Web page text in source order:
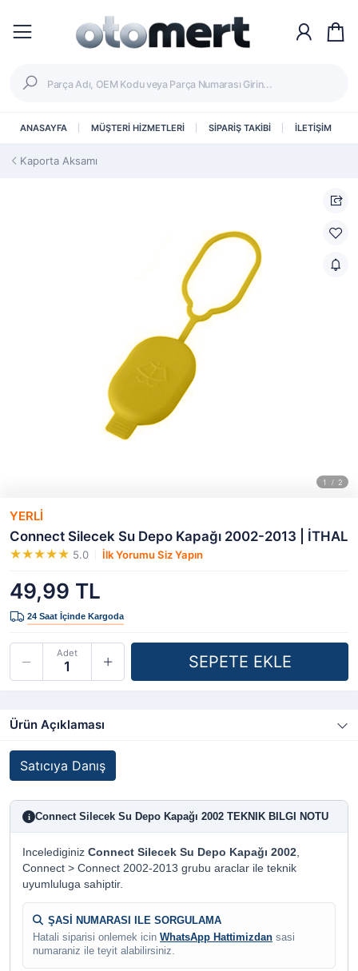
ANASAYFA MÜŞTERİ HİZMETLERİ SİPARİŞ TAKİBİ İLETİŞİM
Kaporta Aksamı
YERLİ
Connect Silecek Su Depo Kapağı 2002-2013 | İTHAL
5.0 İlk Yorumu Siz Yapın
49,99 TL
Adet
Ürün Açıklaması
Satıcıya Danış
i Connect Silecek Su Depo Kapağı 2002 TEKNIK BILGI NOTU
Incelediginiz Connect Silecek Su Depo Kapağı 2002,
Connect > Connect 2002-2013 grubu araclar ile teknik
uyumluluga sahiptir.
ŞASİ NUMARASI ILE SORGULAMA
Hatali siparisi onlemek icin WhatsApp Hattimizdan sasi
numaraniz ile teyit alabilirsiniz.